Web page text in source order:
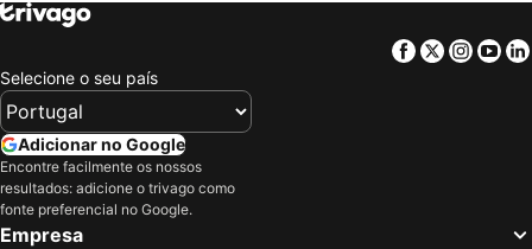
Facebook
Twitter
Selecione o seu país
Adicionar no Google
Encontre facilmente os nossos
resultados: adicione o trivago como
fonte preferencial no Google.
Empresa